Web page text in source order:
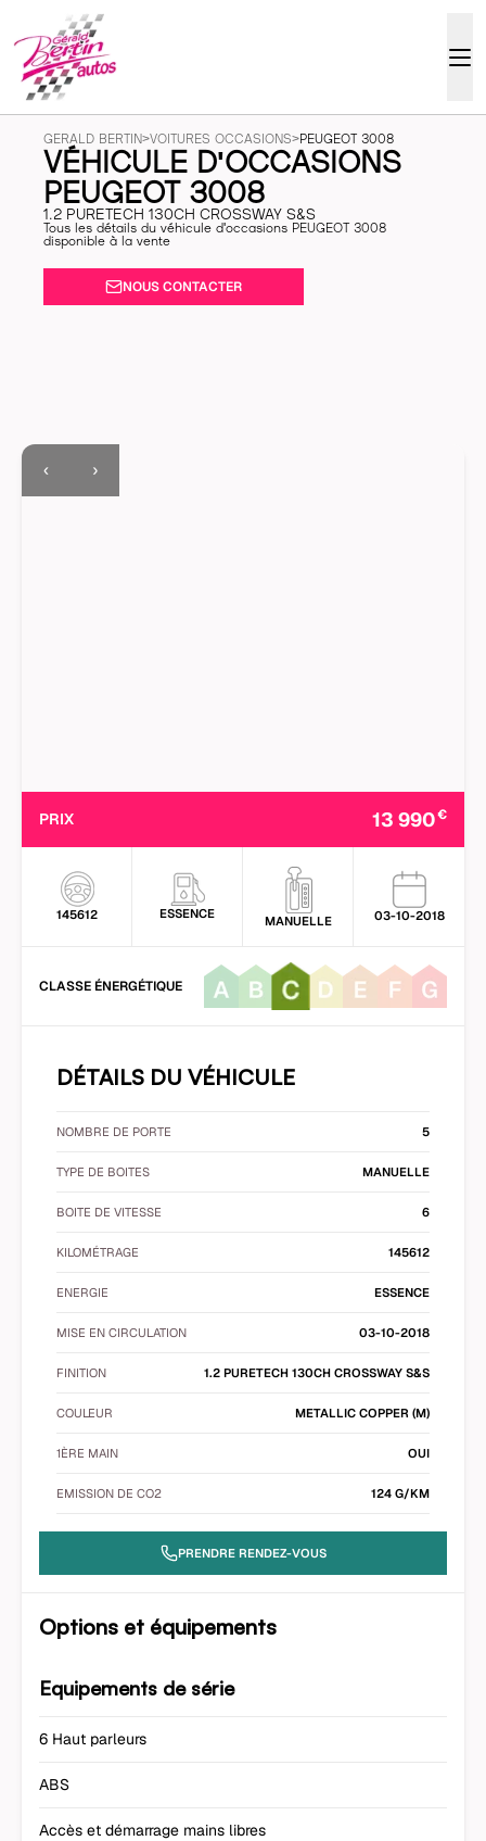
GERALD BERTIN>VOITURES OCCASIONS>PEUGEOT 3008
VÉHICULE D'OCCASIONS
PEUGEOT 3008
1.2 PURETECH 130CH CROSSWAY S&S
Tous les détails du véhicule d'occasions PEUGEOT 3008
disponible à la vente
NOUS CONTACTER
‹ ›
PRIX 13 990€
145612 ESSENCE MANUELLE 03-10-2018
CLASSE ÉNERGÉTIQUE
DÉTAILS DU VÉHICULE
NOMBRE DE PORTE 5
TYPE DE BOITES MANUELLE
BOITE DE VITESSE 6
KILOMÉTRAGE 145612
ENERGIE ESSENCE
MISE EN CIRCULATION 03-10-2018
FINITION 1.2 PURETECH 130CH CROSSWAY S&S
COULEUR METALLIC COPPER (M)
1ÈRE MAIN OUI
EMISSION DE CO2 124 G/KM
PRENDRE RENDEZ-VOUS
Options et équipements
Equipements de série
6 Haut parleurs
ABS
Accès et démarrage mains libres